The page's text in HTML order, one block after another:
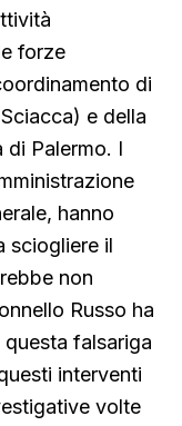
forze
di
e della
di Palermo. I
hanno
sciogliere il
non
Russo ha
falsariga
interventi
volte